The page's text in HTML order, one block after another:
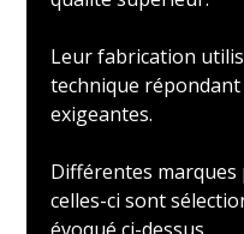
Leur fabrication
technique
exigeantes.
Différentes
celles-ci sont